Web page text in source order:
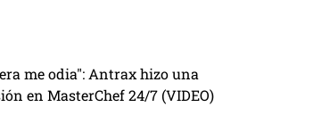
me odia": Antrax hizo una
en MasterChef 24/7 (VIDEO)